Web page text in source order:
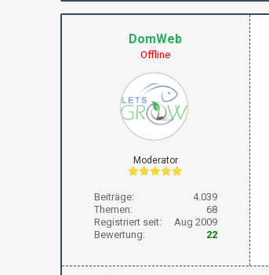
DomWeb
Offline
Moderator
Beiträge:
4.039
Themen:
68
Registriert seit:
Aug 2009
Bewertung:
22